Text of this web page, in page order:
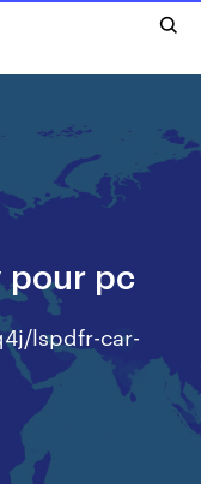
pour pc
lspdfr-car-